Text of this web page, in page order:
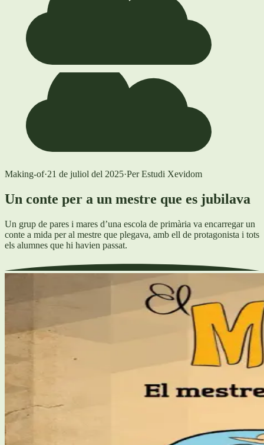
Making-of·21 de juliol del 2025·Per Estudi Xevidom
Un conte per a un mestre que es jubilava
Un grup de pares i mares d’una escola de primària va encarregar un
conte a mida per al mestre que plegava, amb ell de protagonista i tots
els alumnes que hi havien passat.